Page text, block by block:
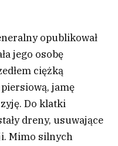
opublikował
jego osobę
ciężką
jamę
Do klatki
dreny, usuwające
Mimo silnych